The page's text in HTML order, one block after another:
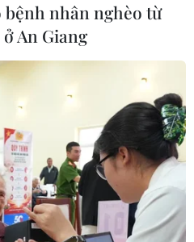
bệnh nhân nghèo từ
An Giang